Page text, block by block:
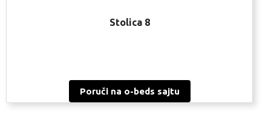
Stolica 8
Poruči na o-beds sajtu